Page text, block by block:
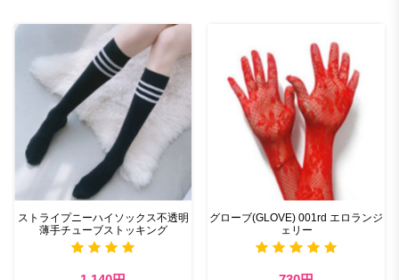
ストライプニーハイソックス不透明
薄手チューブストッキング
グローブ(GLOVE) 001rd エロランジ
ェリー